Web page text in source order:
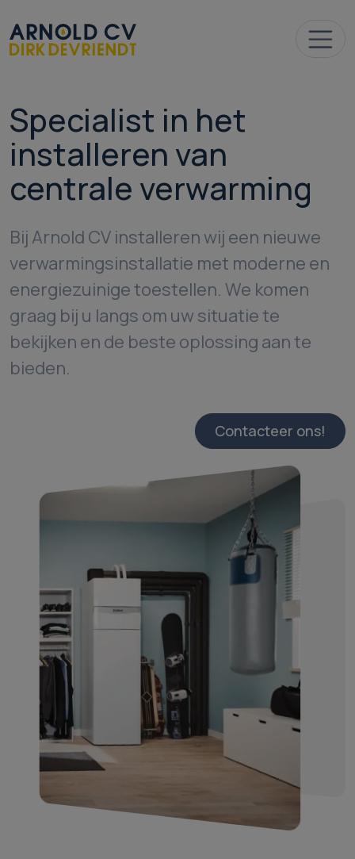
Specialist in het
installeren van
centrale verwarming
Bij Arnold CV installeren wij een nieuwe
verwarmingsinstallatie met moderne en
energiezuinige toestellen. We komen
graag bij u langs om uw situatie te
bekijken en de beste oplossing aan te
bieden.
Contacteer ons!